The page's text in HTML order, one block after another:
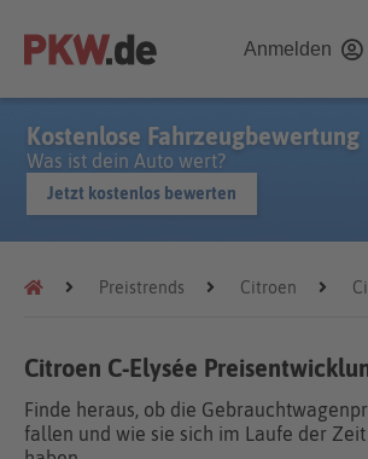
Anmelden
Kostenlose Fahrzeugbewertung
Was ist dein Auto wert?
Jetzt kostenlos bewerten
Preistrends Citroen
Citroen C-Elysée
Finde heraus, ob die
fallen und wie sie sich im Laufe der